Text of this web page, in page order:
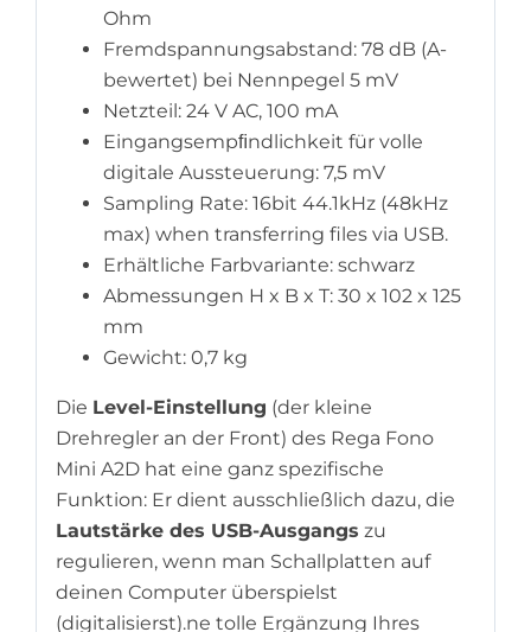
Ohm
Fremdspannungsabstand: 78 dB (A-
bewertet) bei Nennpegel 5 mV
Netzteil: 24 V AC, 100 mA
Eingangsempﬁndlichkeit für volle
digitale Aussteuerung: 7,5 mV
Sampling Rate: 16bit 44.1kHz (48kHz
max) when transferring files via USB.
Erhältliche Farbvariante: schwarz
Abmessungen H x B x T: 30 x 102 x 125
mm
Gewicht: 0,7 kg
Die Level-Einstellung (der kleine
Drehregler an der Front) des Rega Fono
Mini A2D hat eine ganz spezifische
Funktion: Er dient ausschließlich dazu, die
Lautstärke des USB-Ausgangs zu
regulieren, wenn man Schallplatten auf
deinen Computer überspielst
(digitalisierst).ne tolle Ergänzung Ihres